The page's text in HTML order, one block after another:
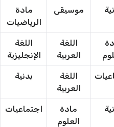
موسيقى
مادة
الرياضيات
اللغة
العربية
اللغة
الإنجليزية
اللغة
العربية
بدنية
مادة
العلوم
اجتماعيات